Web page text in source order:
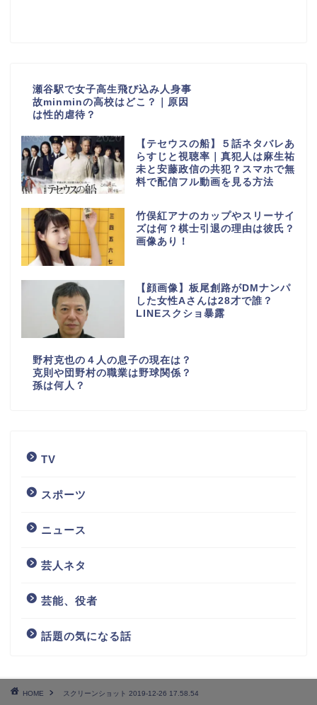
瀬谷駅で女子高生飛び込み人身事
故minminの高校はどこ？｜原因
は性的虐待？
【テセウスの船】５話ネタバレあ
らすじと視聴率｜真犯人は麻生祐
未と安藤政信の共犯？スマホで無
料で配信フル動画を見る方法
竹俣紅アナのカップやスリーサイ
ズは何？棋士引退の理由は彼氏？
画像あり！
【顔画像】板尾創路がDMナンパ
した女性Aさんは28才で誰？
LINEスクショ暴露
野村克也の４人の息子の現在は？
克則や団野村の職業は野球関係？
孫は何人？
TV
スポーツ
ニュース
芸人ネタ
芸能、役者
話題の気になる話
HOME スクリーンショット 2019-12-26 17.58.54